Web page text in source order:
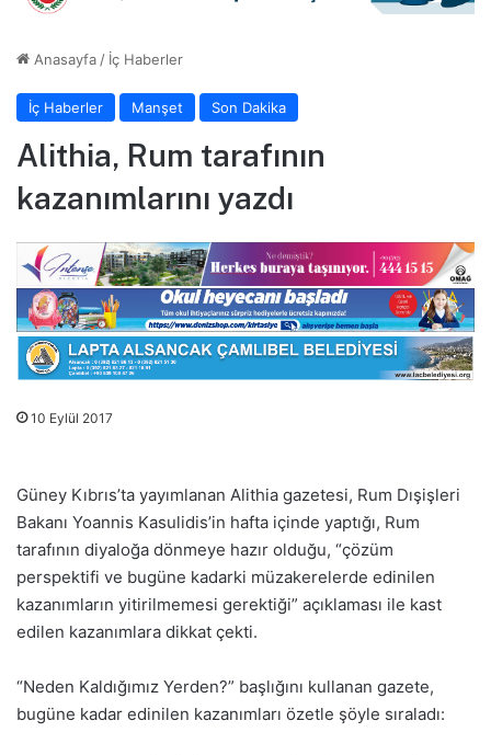
Anasayfa / İç Haberler
İç Haberler Manşet Son Dakika
Alithia, Rum tarafının
kazanımlarını yazdı
10 Eylül 2017
Güney Kıbrıs’ta yayımlanan Alithia gazetesi, Rum Dışişleri
Bakanı Yoannis Kasulidis’in hafta içinde yaptığı, Rum
tarafının diyaloğa dönmeye hazır olduğu, “çözüm
perspektifi ve bugüne kadarki müzakerelerde edinilen
kazanımların yitirilmemesi gerektiği” açıklaması ile kast
edilen kazanımlara dikkat çekti.
“Neden Kaldığımız Yerden?” başlığını kullanan gazete,
bugüne kadar edinilen kazanımları özetle şöyle sıraladı: